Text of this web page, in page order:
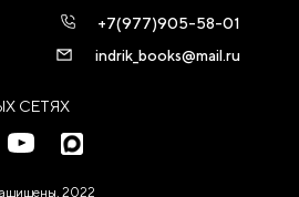
СЕТЯХ
+7(977)905-58-01
indrik_books@mail.ru
2022